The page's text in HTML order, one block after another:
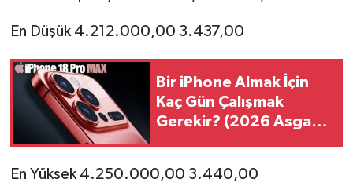
En Düşük 4.212.000,00 3.437,00
Bir iPhone Almak İçin
Kaç Gün Çalışmak
Gerekir? (2026 Asgari
En Yüksek 4.250.000,00 3.440,00